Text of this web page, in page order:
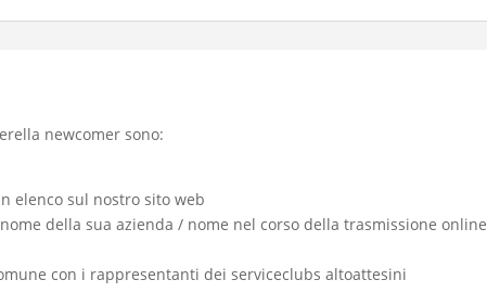
newcomer sono:
elenco sul nostro sito web
della sua azienda / nome nel corso della trasmissione online
con i rappresentanti dei serviceclubs altoattesini